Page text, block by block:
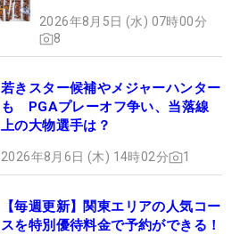
2026年8月5日 (水) 07時00分
8
若きスター候補やメジャーハンター
も PGAプレーオフ争い、当落線
上の大物選手は？
2026年8月6日 (木) 14時02分 1
【毎週更新】関東エリアの人気コー
スを特別優待料金で予約ができる！